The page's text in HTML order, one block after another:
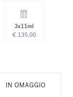
3x11ml
€ 135,00
IN OMAGGIO